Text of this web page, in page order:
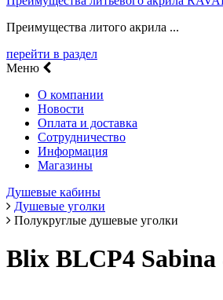
Преимущества литого акрила ...
перейти в раздел
Меню
О компании
Новости
Оплата и доставка
Сотрудничество
Информация
Магазины
Душевые кабины
Душевые уголки
Полукруглые душевые уголки
Blix BLCP4 Sabina